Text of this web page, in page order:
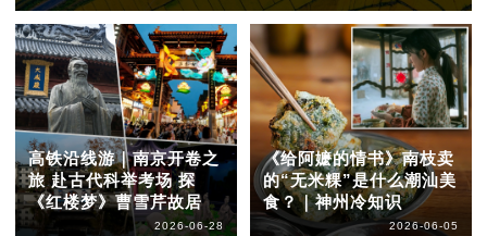
高铁沿线游｜南京开卷之
旅 赴古代科举考场 探
《红楼梦》曹雪芹故居
2026-06-28
《给阿嬷的情书》南枝卖
的“无米粿”是什么潮汕美
食？｜神州冷知识
2026-06-05